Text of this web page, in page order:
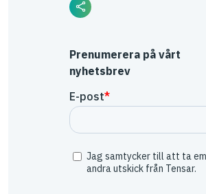
Prenumerera på vårt
nyhetsbrev